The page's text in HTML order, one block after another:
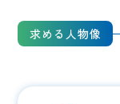
求める人物像